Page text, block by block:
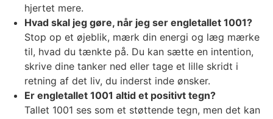
hjertet mere.
Hvad skal jeg gøre, når jeg ser engletallet 1001?
Stop op et øjeblik, mærk din energi og læg mærke
til, hvad du tænkte på. Du kan sætte en intention,
skrive dine tanker ned eller tage et lille skridt i
retning af det liv, du inderst inde ønsker.
Er engletallet 1001 altid et positivt tegn?
Tallet 1001 ses som et støttende tegn, men det kan